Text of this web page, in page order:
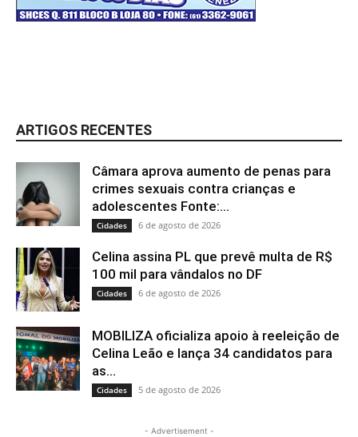
ARTIGOS RECENTES
Câmara aprova aumento de penas para
crimes sexuais contra crianças e
adolescentes Fonte:...
Cidades 6 de agosto de 2026
Celina assina PL que prevê multa de R$
100 mil para vândalos no DF
Cidades 6 de agosto de 2026
MOBILIZA oficializa apoio à reeleição de
Celina Leão e lança 34 candidatos para
as...
Cidades 5 de agosto de 2026
- Advertisement -